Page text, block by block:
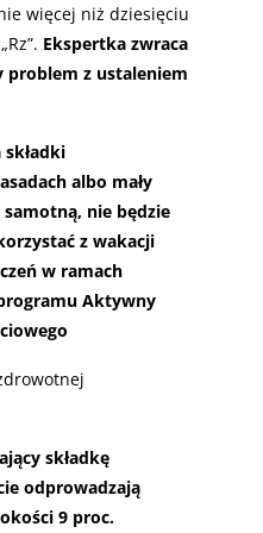
więcej niż dziesięciu
Ekspertka zwraca
problem z ustaleniem
składki
albo mały
nie będzie
z wakacji
w ramach
Aktywny
składkę
odprowadzają
9 proc.